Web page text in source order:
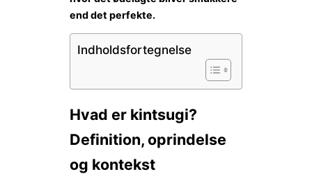
end det perfekte.
Indholdsfortegnelse
Hvad er kintsugi?
Definition, oprindelse
og kontekst